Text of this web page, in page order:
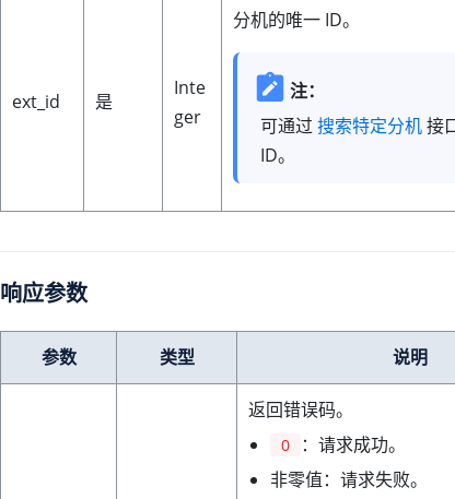
ext_id 是
Inte
ger
分机的唯一 ID。
注：
可通过 搜索特定分机接
ID。
响应参数
参数 类型 说明
返回错误码。
0
：请求成功。
非零值：请求失败。